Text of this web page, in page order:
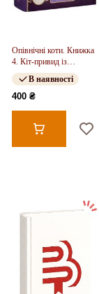
Опівнічні коти. Книжка
4. Кіт-привид із
Бейкерлу
В наявності
400 ₴